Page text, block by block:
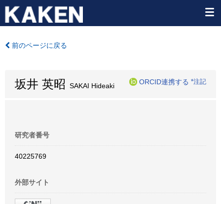
前のページに戻る
坂井 英昭 SAKAI Hideaki
ORCID連携する *注記
研究者番号
40225769
外部サイト